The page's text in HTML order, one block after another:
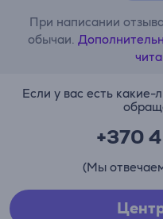
При написании
обычаи.
Если у вас есть какие-
+370
(Мы